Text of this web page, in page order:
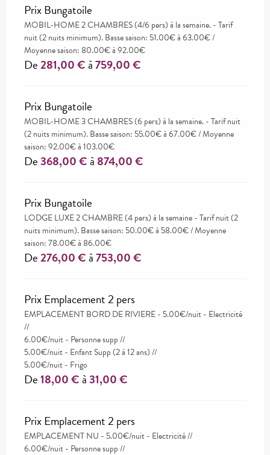
Prix Bungatoile
MOBIL-HOME 2 CHAMBRES (4/6 pers) à la semaine. - Tarif
nuit (2 nuits minimum). Basse saison: 51.00€ à 63.00€ /
Moyenne saison: 80.00€ à 92.00€
De281,00 €à759,00 €
Prix Bungatoile
MOBIL-HOME 3 CHAMBRES (6 pers) à la semaine. - Tarif nuit
(2 nuits minimum). Basse saison: 55.00€ à 67.00€ / Moyenne
saison: 92.00€ à 103.00€
De368,00 €à 874,00 €
Prix Bungatoile
LODGE LUXE 2 CHAMBRE (4 pers) à la semaine - Tarif nuit (2
nuits minimum). Basse saison: 50.00€ à 58.00€ / Moyenne
saison: 78.00€ à 86.00€
De276,00 €à753,00 €
Prix Emplacement 2 pers
EMPLACEMENT BORD DE RIVIERE - 5.00€/nuit - Electricité
//
6.00€/nuit - Personne supp //
5.00€/nuit - Enfant Supp (2 à 12 ans) //
5.00€/nuit - Frigo
De18,00 €à31,00 €
Prix Emplacement 2 pers
EMPLACEMENT NU - 5.00€/nuit - Electricité //
6.00€/nuit - Personne supp //